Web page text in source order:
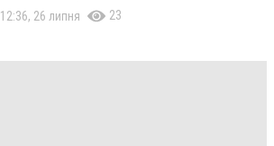
12:36, 26 липня 23